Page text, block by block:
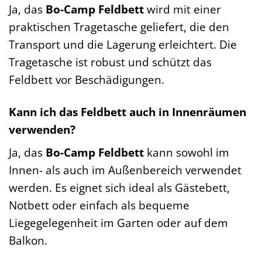
Ja, das Bo-Camp Feldbettwird mit einer
praktischen Tragetasche geliefert, die den
Transport und die Lagerung erleichtert. Die
Tragetasche ist robust und schützt das
Feldbett vor Beschädigungen.
Kann ich das Feldbett auch in Innenräumen
verwenden?
Ja, das Bo-Camp Feldbett kann sowohl im
Innen- als auch im Außenbereich verwendet
werden. Es eignet sich ideal als Gästebett,
Notbett oder einfach als bequeme
Liegegelegenheit im Garten oder auf dem
Balkon.